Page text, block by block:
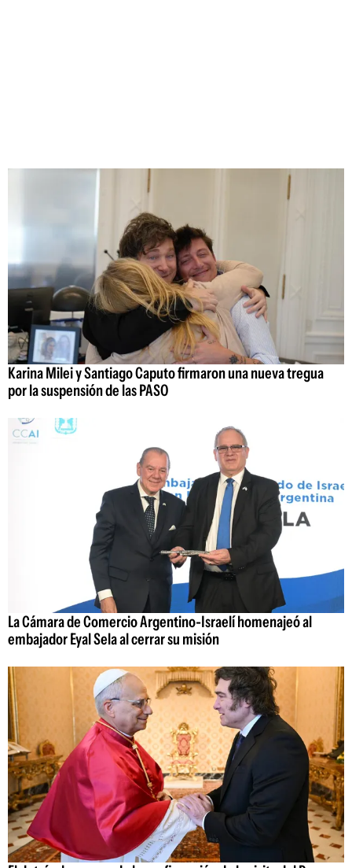
Karina Milei y Santiago Caputo firmaron una nueva tregua
por la suspensión de las PASO
La Cámara de Comercio Argentino-Israelí homenajeó al
embajador Eyal Sela al cerrar su misión